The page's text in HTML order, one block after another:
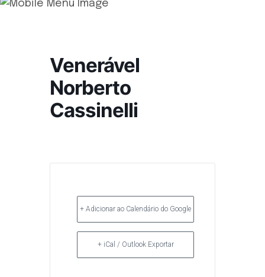
Venerável
Norberto
Cassinelli
+ Adicionar ao Calendário do Google
+ iCal / Outlook Exportar